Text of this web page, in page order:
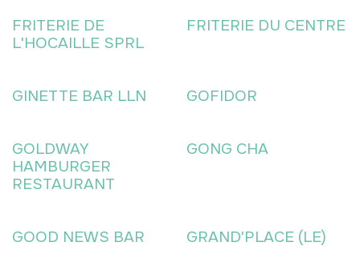
FRITERIE DE
L'HOCAILLE SPRL
FRITERIE DU CENTRE
GINETTE BAR LLN GOFIDOR
GOLDWAY
HAMBURGER
RESTAURANT
GONG CHA
GOOD NEWS BAR GRAND'PLACE (LE)